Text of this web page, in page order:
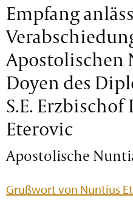
Empfang
Apostolischen
Doyen des
S.E.
Eterovic
Apostolische
Grußwort von Nuntius